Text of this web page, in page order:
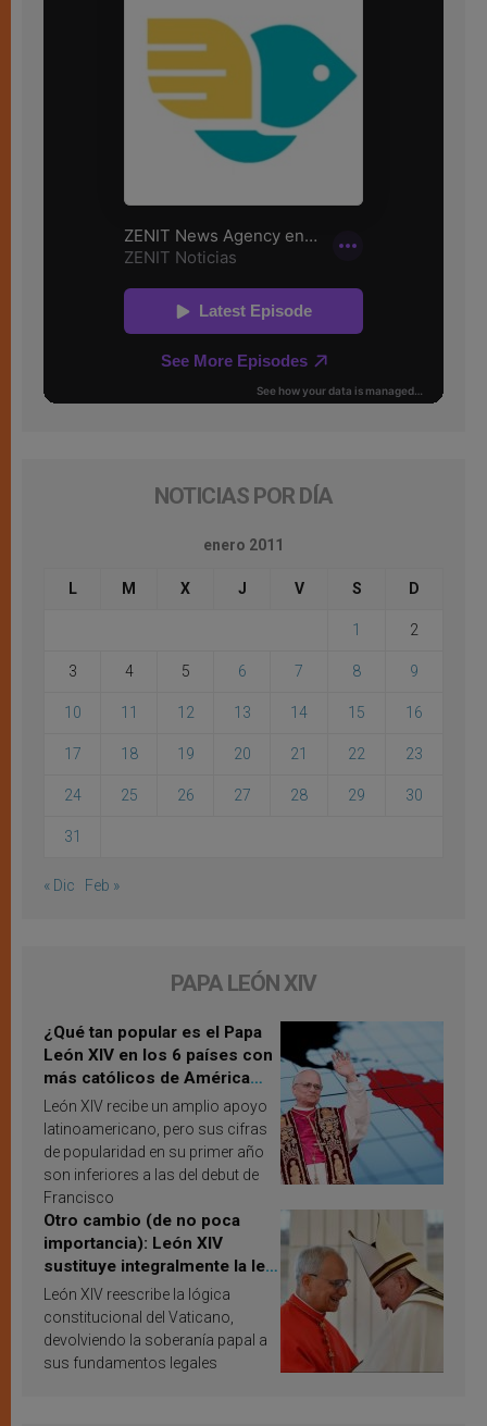
NOTICIAS POR DÍA
enero 2011
L M X J V S D
1 2
3 4 5 6 7 8 9
10 11 12 13 14 15 16
17 18 19 20 21 22 23
24 25 26 27 28 29 30
31
« Dic Feb »
PAPA LEÓN XIV
¿Qué tan popular es el Papa
León XIV en los 6 países con
más católicos de América
Latina en 2026? Publican
resultados de investigación
León XIV recibe un amplio apoyo
latinoamericano, pero sus cifras
de popularidad en su primer año
son inferiores a las del debut de
Francisco
Otro cambio (de no poca
importancia): León XIV
sustituye integralmente la ley
vaticana de Papa Francisco
León XIV reescribe la lógica
constitucional del Vaticano,
devolviendo la soberanía papal a
sus fundamentos legales